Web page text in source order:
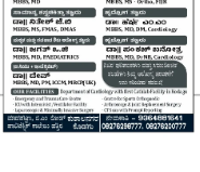
Contact
Daily Coffee Rates
HEALTH STORY